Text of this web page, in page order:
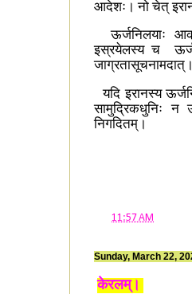
आदेशः। नो चेत्
ऊर्जनिलयाः
इस्रयेलस्य च
यदि इरानस्य
सामुद्रिकधुनिः न
निगदितम्।
11:57 AM
Sunday, March 22,
केरलम्।